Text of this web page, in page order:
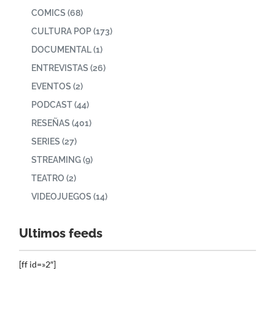
COMICS (68)
CULTURA POP(173)
DOCUMENTAL(1)
ENTREVISTAS (26)
EVENTOS (2)
PODCAST(44)
RESEÑAS (401)
SERIES (27)
STREAMING(9)
TEATRO (2)
VIDEOJUEGOS (14)
Ultimos feeds
[ff id=»2″]